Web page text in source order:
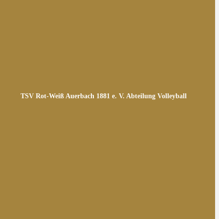
TSV Rot-Weiß Auerbach 1881 e. V. Abteilung Volleyball